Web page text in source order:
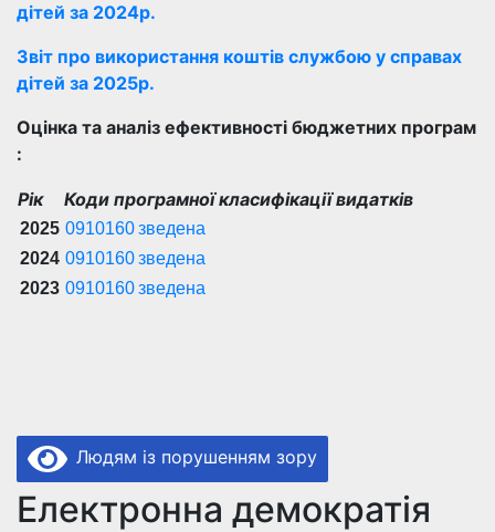
дітей за 2024р.
Звіт про використання коштів службою у справах
дітей за 2025р.
Оцінка та аналіз ефективності бюджетних програм
:
Рік Коди програмної класифікації видатків
2025 0910160 зведена
2024 0910160 зведена
2023 0910160 зведена
Людям із порушенням зору
Електронна демократія